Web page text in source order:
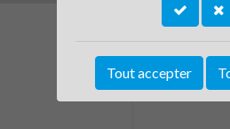
Tout accepter